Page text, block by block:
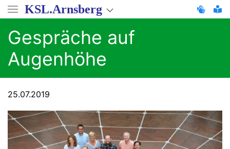
Direkt
zum
Inhalt
KSL.Arnsberg
Gespräche auf
Augenhöhe
25.07.2019